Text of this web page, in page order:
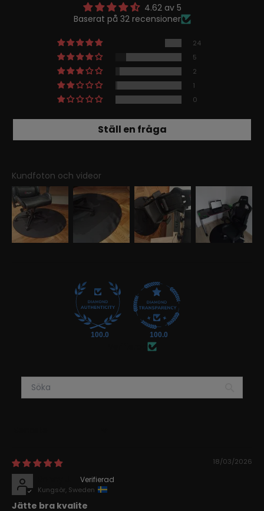
4.62 av 5
Baserat på 32 recensioner
24
5
2
1
0
Ställ en fråga
Kundfoton och videor
100.0 100.0
18/03/2026
Kungsör, Sweden
Jätte bra kvalite